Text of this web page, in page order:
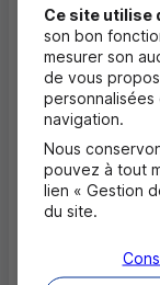
Masquer
Quels
l'ouverture
Où trouver
Ce site utilise
son bon
mesurer son
de vous
navigation.
Nous
pouvez à tout
lien « Gestion
du site.